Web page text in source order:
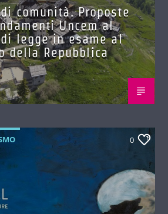
comunità. Proposte
Uncem al
legge in esame al
della Repubblica
0